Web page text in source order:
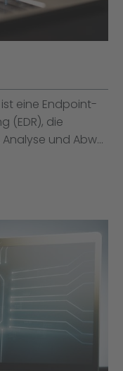
eine Endpoint-
(EDR), die
und Abw...